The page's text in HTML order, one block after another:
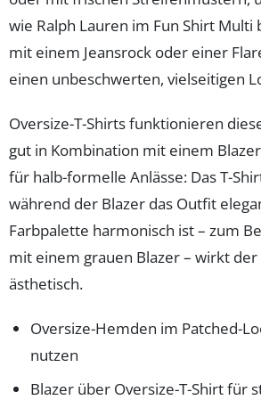
wie Ralph Lauren im Fun Shirt
mit einem Jeansrock oder einer
einen unbeschwerten, vielseitigen
Oversize-T-Shirts funktionieren
gut in Kombination mit einem
für halb-formelle Anlässe: Das T-
während der Blazer das Outfit
Farbpalette harmonisch ist – zum
mit einem grauen Blazer – wirkt
ästhetisch.
Oversize-Hemden im Patched-
nutzen
Blazer über Oversize-T-Shirt für